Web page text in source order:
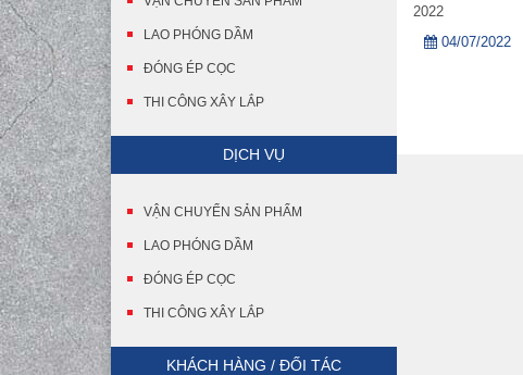
LAO PHÓNG DẦM
ĐÓNG ÉP CỌC
THI CÔNG XÂY LẮP
DỊCH VỤ
VẬN CHUYỂN SẢN PHẨM
LAO PHÓNG DẦM
ĐÓNG ÉP CỌC
THI CÔNG XÂY LẮP
KHÁCH HÀNG / ĐỐI TÁC
2022
04/07/2022